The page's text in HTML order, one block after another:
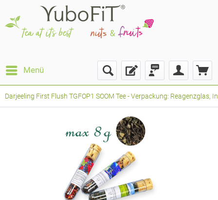
Menü
Darjeeling First Flush TGFOP1 SOOM Tee - Verpackung: Reagenzglas,